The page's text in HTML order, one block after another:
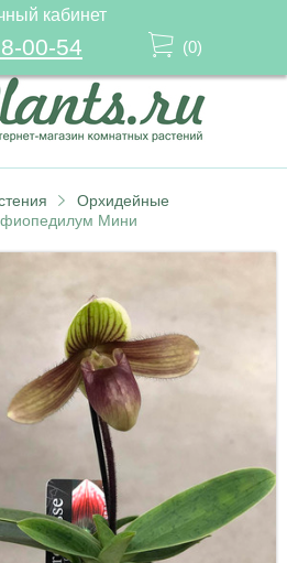
кабинет
00-54 (0)
Орхидейные
Мини